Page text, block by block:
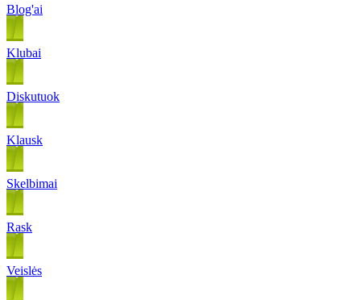
Blog'ai
Klubai
Diskutuok
Klausk
Skelbimai
Rask
Veislės